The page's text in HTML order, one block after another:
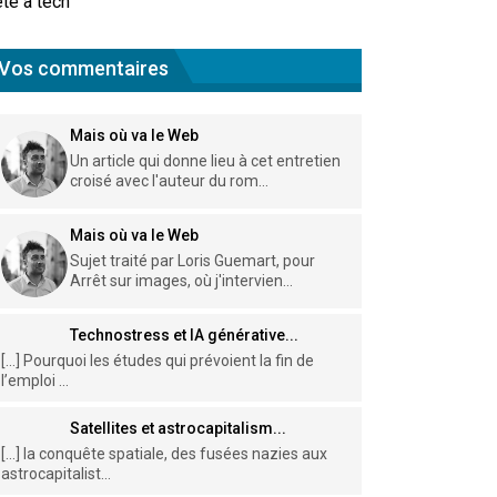
commentaires
Mais où va le Web
Un article qui donne lieu à cet entretien
croisé avec l'auteur du rom...
Mais où va le Web
Sujet traité par Loris Guemart, pour
Arrêt sur images, où j'intervien...
Technostress et IA générative...
[…] Pourquoi les études qui prévoient la fin de
l’emploi ...
Satellites et astrocapitalism...
[…] la conquête spatiale, des fusées nazies aux
astrocapitalist...